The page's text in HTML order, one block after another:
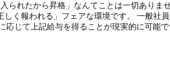
れたから昇格」なんてことは一切ありま
く報われる」フェアな環境です。 一般社
じて上記給与を得ることが現実的に可能